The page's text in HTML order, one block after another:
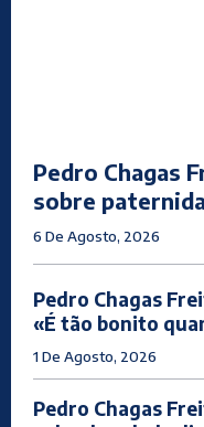
Pedro Chagas
sobre
6 De Agosto, 2026
Pedro Chagas
«É tão bonito
1 De Agosto, 2026
Pedro Chagas